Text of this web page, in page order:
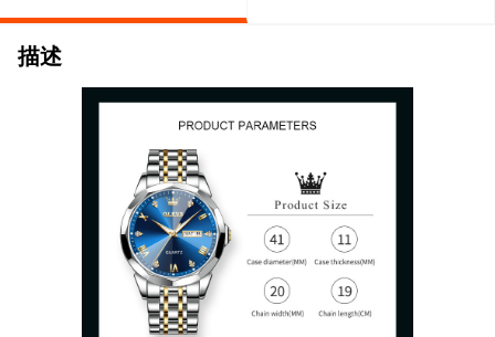
描述